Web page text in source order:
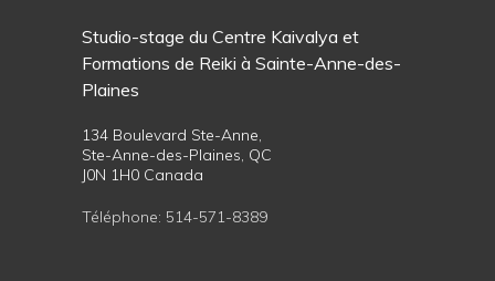
Studio-stage du Centre Kaivalya et
Formations de Reiki à Sainte-Anne-des-
Plaines
134 Boulevard Ste-Anne,
Ste-Anne-des-Plaines, QC
J0N 1H0 Canada
Téléphone: 514-571-8389